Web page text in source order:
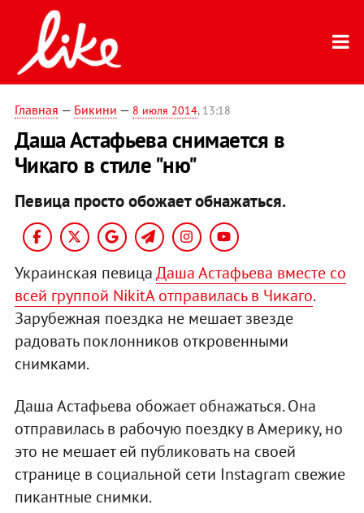
Главная — Бикини — 8 июля 2014, 13:18
Даша Астафьева снимается в
Чикаго в стиле "ню"
Певица просто обожает обнажаться.
Украинская певицаДаша Астафьева вместе со
всей группой NikitA отправилась в Чикаго.
Зарубежная поездка не мешает звезде
радовать поклонников откровенными
снимками.
Даша Астафьева обожает обнажаться. Она
отправилась в рабочую поездку в Америку, но
это не мешает ей публиковать на своей
странице в социальной сети Instagram свежие
пикантные снимки.